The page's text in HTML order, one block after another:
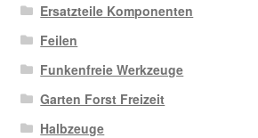
Ersatzteile Komponenten
Feilen
Funkenfreie Werkzeuge
Garten Forst Freizeit
Halbzeuge